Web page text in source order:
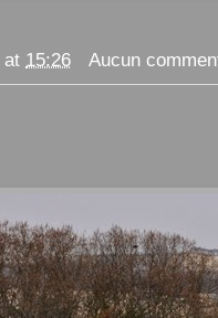
at 15:26 Aucun